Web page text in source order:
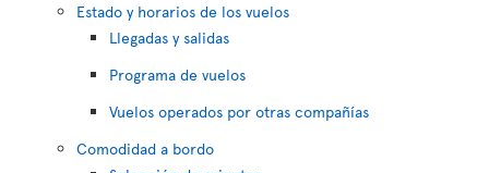
Estado y horarios de los vuelos
Llegadas y salidas
Programa de vuelos
Vuelos operados por otras compañías
Comodidad a bordo